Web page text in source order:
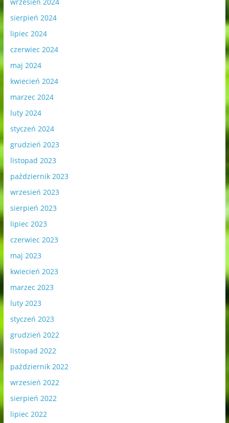
wrzesień 2024
sierpień 2024
lipiec 2024
czerwiec 2024
maj 2024
kwiecień 2024
marzec 2024
luty 2024
styczeń 2024
grudzień 2023
listopad 2023
październik 2023
wrzesień 2023
sierpień 2023
lipiec 2023
czerwiec 2023
maj 2023
kwiecień 2023
marzec 2023
luty 2023
styczeń 2023
grudzień 2022
listopad 2022
październik 2022
wrzesień 2022
sierpień 2022
lipiec 2022